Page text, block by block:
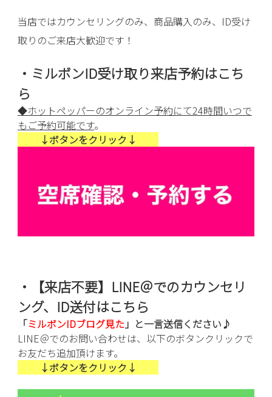
当店ではカウンセリングのみ、商品購入のみ、ID受け
取りのご来店大歓迎です！
・ミルボンID受け取り来店予約はこち
ら
◆ホットペッパーのオンライン予約にて24時間いつで
もご予約可能です。
↓ボタンをクリック↓
・【来店不要】 LINE＠でのカウンセリ
ング、ID送付はこちら
「ミルボンIDブログ見た」と一言送信ください♪
LINE＠でのお問い合わせは、以下のボタンクリックで
お友だち追加頂けます。
↓ボタンをクリック↓